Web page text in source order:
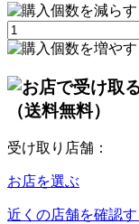
（送料無料）
受け取り店舗：
お店を選ぶ
近くの店舗を確認す